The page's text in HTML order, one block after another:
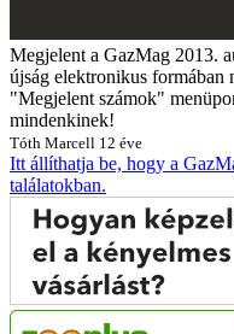
Megjelent a GazMag 2013.
újság elektronikus formában
"Megjelent számok"
mindenkinek!
Tóth Marcell 12 éve
Itt állíthatja be, hogy a
találatokban.